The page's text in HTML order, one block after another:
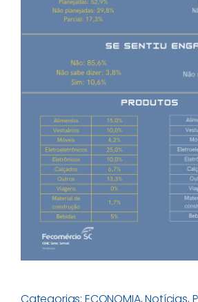
Categorias: ECONOMIA,Notícias,